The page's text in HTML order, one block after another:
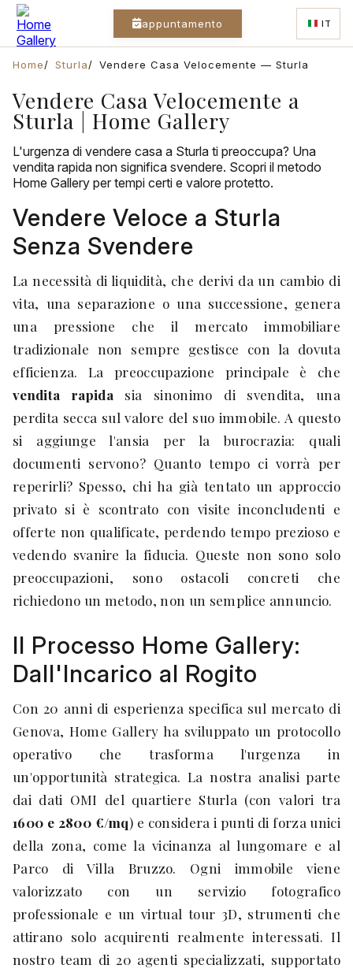
appuntamento IT
Home Sturla Vendere Casa Velocemente — Sturla
Vendere Casa Velocemente a
Sturla | Home Gallery
L'urgenza di vendere casa a Sturla ti preoccupa? Una
vendita rapida non significa svendere. Scopri il metodo
Home Gallery per tempi certi e valore protetto.
Vendere Veloce a Sturla
Senza Svendere
La necessità di liquidità, che derivi da un cambio di
vita, una separazione o una successione, genera
una pressione che il mercato immobiliare
tradizionale non sempre gestisce con la dovuta
efficienza. La preoccupazione principale è che
vendita rapida sia sinonimo di svendita, una
perdita secca sul valore del suo immobile. A questo
si aggiunge l'ansia per la burocrazia: quali
documenti servono? Quanto tempo ci vorrà per
reperirli? Spesso, chi ha già tentato un approccio
privato si è scontrato con visite inconcludenti e
offerte non qualificate, perdendo tempo prezioso e
vedendo svanire la fiducia. Queste non sono solo
preoccupazioni, sono ostacoli concreti che
richiedono un metodo, non un semplice annuncio.
Il Processo Home Gallery:
Dall'Incarico al Rogito
Con 20 anni di esperienza specifica sul mercato di
Genova, Home Gallery ha sviluppato un protocollo
operativo che trasforma l'urgenza in
un'opportunità strategica. La nostra analisi parte
dai dati OMI del quartiere Sturla (con valori tra
1600 e 2800 €/mq) e considera i punti di forza unici
della zona, come la vicinanza al lungomare e al
Parco di Villa Bruzzo. Ogni immobile viene
valorizzato con un servizio fotografico
professionale e un virtual tour 3D, strumenti che
attirano solo acquirenti realmente interessati. Il
nostro team di 20 agenti specializzati, supportato